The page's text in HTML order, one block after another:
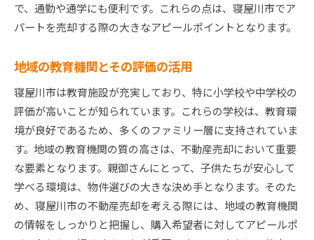
で、通勤や通学にも便利です。これらの点は、寝屋川市でア
パートを売却する際の大きなアピールポイントとなります。
地域の教育機関とその評価の活用
寝屋川市は教育施設が充実しており、特に小学校や中学校の
評価が高いことが知られています。これらの学校は、教育環
境が良好であるため、多くのファミリー層に支持されていま
す。地域の教育機関の質の高さは、不動産売却において重要
な要素となります。親御さんにとって、子供たちが安心して
学べる環境は、物件選びの大きな決め手となります。そのた
め、寝屋川市の不動産売却を考える際には、地域の教育機関
の情報をしっかりと把握し、購入希望者に対してアピールポ